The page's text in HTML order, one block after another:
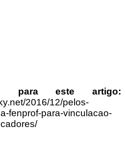
para este artigo:
2016/12/pelos-
fenprof-para-vinculacao-